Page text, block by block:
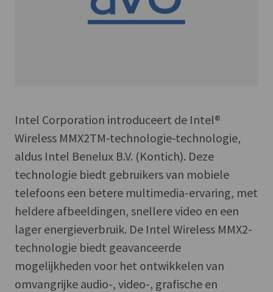
Intel Corporation introduceert de Intel®
Wireless MMX2TM-technologie-technologie,
aldus Intel Benelux B.V. (Kontich). Deze
technologie biedt gebruikers van mobiele
telefoons een betere multimedia-ervaring, met
heldere afbeeldingen, snellere video en een
lager energieverbruik. De Intel Wireless MMX2-
technologie biedt geavanceerde
mogelijkheden voor het ontwikkelen van
omvangrijke audio-, video-, grafische en